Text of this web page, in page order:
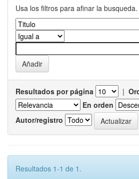
Usa los filtros para afinar la busqueda.
Resultados por página |
En orden
Autor/registro
Resultados 1-1 de 1.